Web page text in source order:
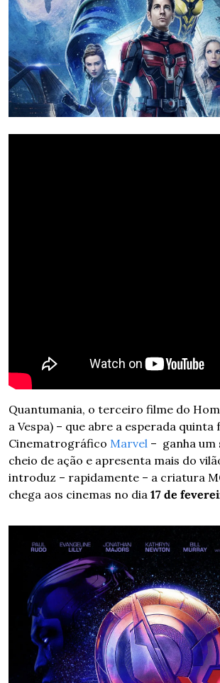
Quantumania, o terceiro filme do
a Vespa) – que abre a esperada quinta
Cinematrográfico Marvel –  ganha
cheio de ação e apresenta mais do
introduz – rapidamente – a criatura
chega aos cinemas no dia 17 de